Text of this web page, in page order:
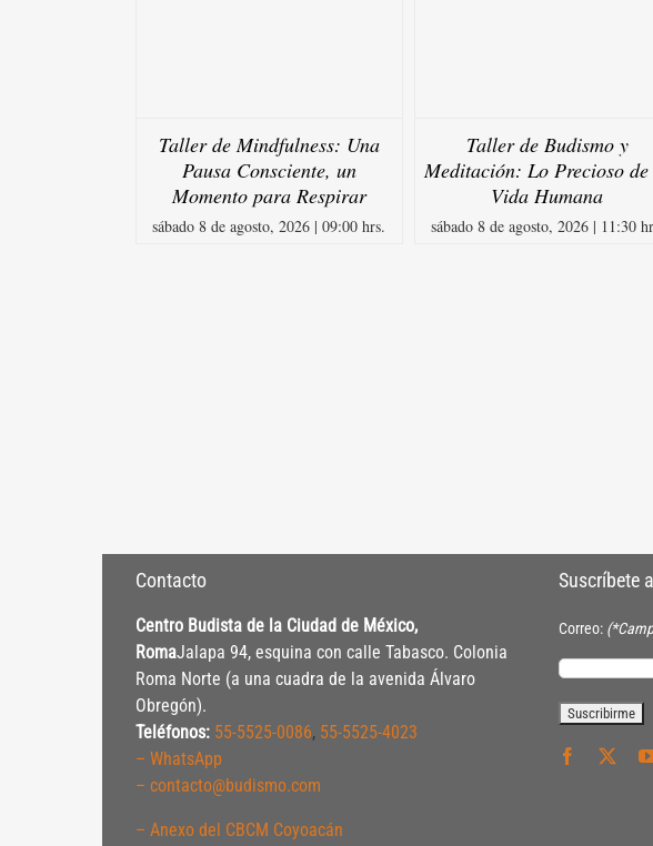
Taller de Mindfulness: Una
Pausa Consciente, un
Momento para Respirar
sábado 8 de agosto, 2026 | 09:00 hrs.
Taller de Budismo y
Meditación: Lo Precioso
Vida Humana
sábado 8 de agosto, 2026 | 11:30
Contacto
Centro Budista de la Ciudad de México,
RomaJalapa 94, esquina con calle Tabasco. Colonia
Roma Norte (a una cuadra de la avenida Álvaro
Obregón).
Teléfonos: 55-5525-0086, 55-5525-4023
– WhatsApp
– contacto@budismo.com
– Anexo del CBCM Coyoacán
Suscríbete
Correo: